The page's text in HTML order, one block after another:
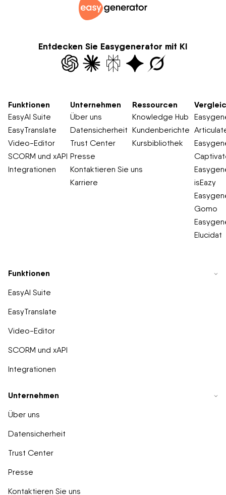
Entdecken Sie Easygenerator mit KI
Funktionen
EasyAI Suite
EasyTranslate
Video-Editor
SCORM und xAPI
Integrationen
Unternehmen
Über uns
Datensicherheit
Trust Center
Presse
Kontaktieren Sie uns
Karriere
Ressourcen
Knowledge Hub
Kundenberichte
Kursbibliothek
isEazy
Gomo
Elucidat
Funktionen
EasyAI Suite
EasyTranslate
Video-Editor
SCORM und xAPI
Integrationen
Unternehmen
Über uns
Datensicherheit
Trust Center
Presse
Kontaktieren Sie uns